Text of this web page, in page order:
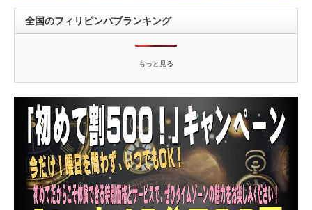
全国のフィリピンパブランキング
もっと見る